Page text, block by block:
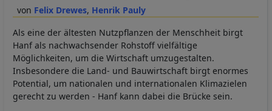
Felix Drewes Henrik Pauly
Als eine der ältesten Nutzpflanzen der Menschheit birgt
Hanf als nachwachsender Rohstoff vielfältige
Möglichkeiten, um die Wirtschaft umzugestalten.
Insbesondere die Land- und Bauwirtschaft birgt enormes
Potential, um nationalen und internationalen Klimazielen
gerecht zu werden - Hanf kann dabei die Brücke sein.